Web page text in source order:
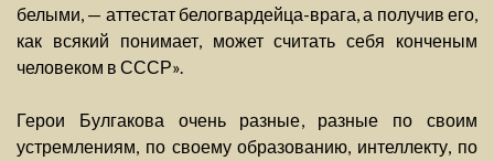
белыми, — аттестат белогвардейца-врага, а получив его,
как всякий понимает, может считать себя конченым
человеком в СССР».
Герои Булгакова очень разные, разные по своим
устремлениям, по своему образованию, интеллекту, по